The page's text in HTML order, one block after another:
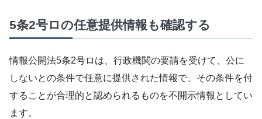
5条2号ロの任意提供情報も確認する
情報公開法5条2号ロは、行政機関の要請を受けて、公に
しないとの条件で任意に提供された情報で、その条件を付
することが合理的と認められるものを不開示情報としてい
ます。